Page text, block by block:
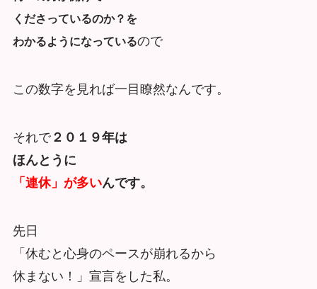
くださっているのか？を
わかるようになっているので
この数字を見れば一目瞭然なんです。
それで２０１９年は
ほんとうに
「連休」が多いんです。
先日
「休むと心身のペースが崩れるから
休まない！」宣言をした私。